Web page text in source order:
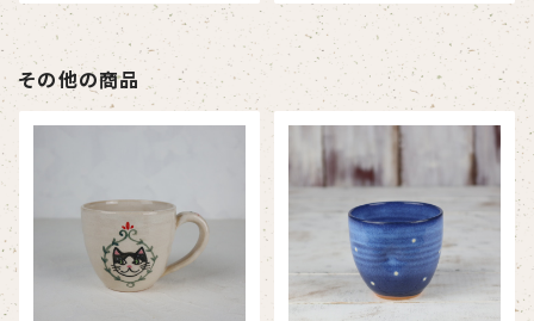
その他の商品